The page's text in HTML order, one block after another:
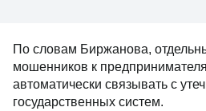
По словам Биржанова,
мошенников к
автоматически связывать с
государственных систем.